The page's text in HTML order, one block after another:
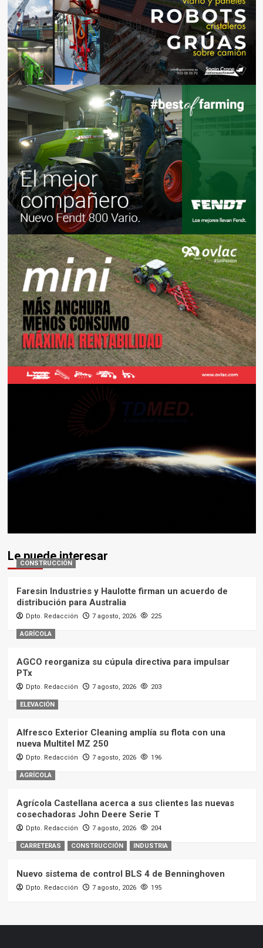
Le puede interesar
CONSTRUCCIÓN
Faresin Industries y Haulotte firman un acuerdo de
distribución para Australia
Dpto. Redacción 7 agosto, 2026 225
AGRÍCOLA
AGCO reorganiza su cúpula directiva para impulsar
PTx
Dpto. Redacción 7 agosto, 2026 203
ELEVACIÓN
Alfresco Exterior Cleaning amplía su flota con una
nueva Multitel MZ 250
Dpto. Redacción 7 agosto, 2026 196
AGRÍCOLA
Agrícola Castellana acerca a sus clientes las nuevas
cosechadoras John Deere Serie T
Dpto. Redacción 7 agosto, 2026 204
CARRETERAS CONSTRUCCIÓN INDUSTRIA
Nuevo sistema de control BLS 4 de Benninghoven
Dpto. Redacción 7 agosto, 2026 195